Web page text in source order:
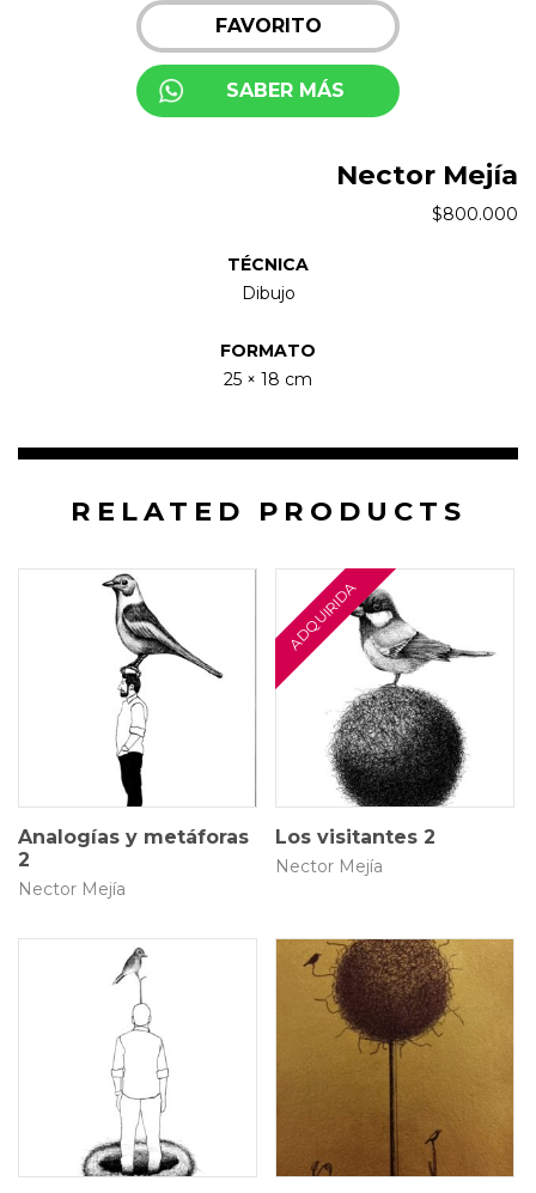
FAVORITO
SABER MÁS
Nector Mejía
$800.000
TÉCNICA
Dibujo
FORMATO
25 × 18 cm
RELATED PRODUCTS
25 × 18 cm
$ 800.000
Analogías y metáforas
2
Nector Mejía
25 × 18 cm
$800.000
Los visitantes 2
Nector Mejía
25 × 18 cm
$800.000
20 × 14 cm
800.000